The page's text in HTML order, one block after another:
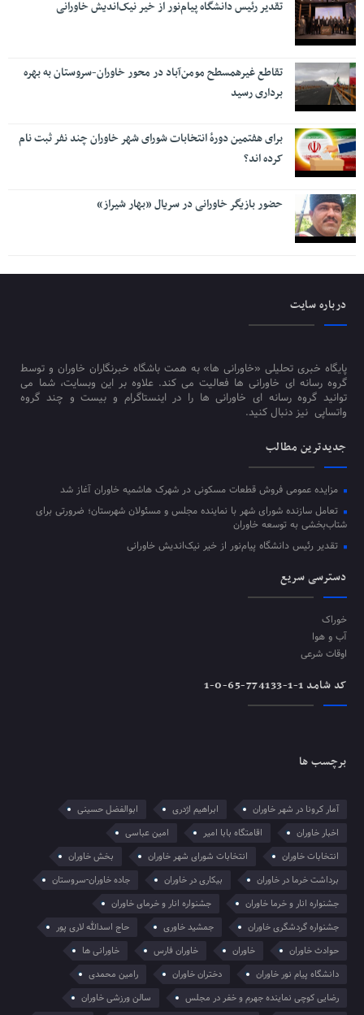
تقدیر رئیس دانشگاه پیام‌نور از خیر نیک‌اندیش خاورانی
تقاطع غیرهمسطح مومن‌آباد در محور خاوران-سروستان به بهره
برداری رسید
برای هفتمین دورۀ انتخابات شورای شهر خاوران چند نفر ثبت نام
کرده اند؟
حضور بازیگر خاورانی در سریال «بهار شیراز»
درباره سایت
پایگاه خبری تحلیلی «خاورانی ها» به همت باشگاه خبرنگاران خاوران و توسط
گروه رسانه ای خاورانی ها فعالیت می کند. علاوه بر این وبسایت، شما می
توانید گروه رسانه ای خاورانی ها را در اینستاگرام و بیست و چند گروه
واتساپی نیز دنبال کنید.
جدیدترین مطالب
مزایده عمومی فروش قطعات مسکونی در شهرک هاشمیه خاوران آغاز شد
تعامل سازنده شورای شهر با نماینده مجلس و مسئولان شهرستان؛ ضرورتی برای
شتاب‌بخشی به توسعه خاوران
تقدیر رئیس دانشگاه پیام‌نور از خیر نیک‌اندیش خاورانی
دسترسی سریع
خوراک
آب و هوا
اوقات شرعی
کد شامد 1-1-774133-65-0-1
برچسب ها
آمار کرونا در شهر خاوران ابراهیم اژدری
ابوالفضل حسینی
اخبار خاوران
اقامتگاه بابا امیر
امین عباسی
انتخابات خاوران
انتخابات شورای شهر خاوران
بخش خاوران
برداشت خرما در خاوران
بیکاری در خاوران
جاده خاوران-سروستان
جشنواره انار و خرما خاوران
جشنواره انار و خرمای خاوران
جشنواره گردشگری خاوران
جمشید خاوری
حاج اسدالله لاری پور
حوادث خاوران
خاوران خاوران فارس
خاورانی ها
دانشگاه پیام نور خاوران
دختران خاوران
رامین محمدی
رضایی کوچی نماینده جهرم و خفر در مجلس
سالن ورزشی خاوران